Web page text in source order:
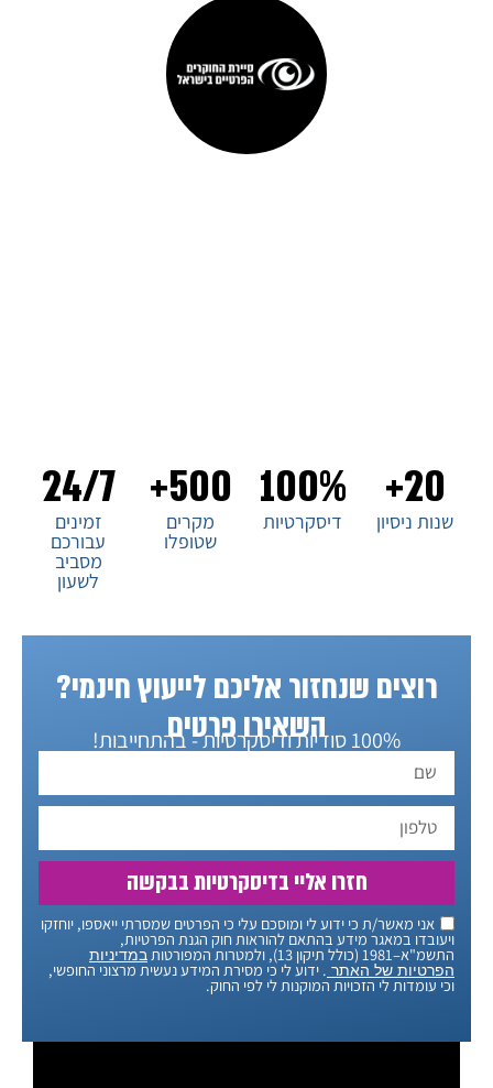
20+
שנות ניסיון
100%
דיסקרטיות
500+
מקרים
שטופלו
24/7
זמינים
עבורכם
מסביב
לשעון
רוצים שנחזור אליכם לייעוץ חינמי?
השאירו פרטים
100% סודיות ודיסקרטיות - בהתחייבות!
אני מאשר/ת כי ידוע לי ומוסכם עלי כי הפרטים שמסרתי ייאספו, יוחזקו
ויעובדו במאגר מידע בהתאם להוראות חוק הגנת הפרטיות,
התשמ"א–1981 (כולל תיקון 13), ולמטרות המפורטות
במדיניות
הפרטיות של האתר . ידוע לי כי מסירת המידע נעשית מרצוני החופשי,
וכי עומדות לי הזכויות המוקנות לי לפי החוק.
חזרו אליי בדיסקרטיות בבקשה